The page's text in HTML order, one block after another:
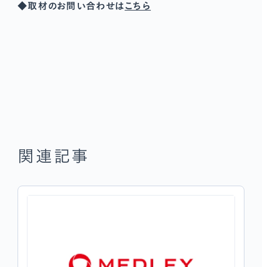
◆取材のお問い合わせはこちら
関連記事